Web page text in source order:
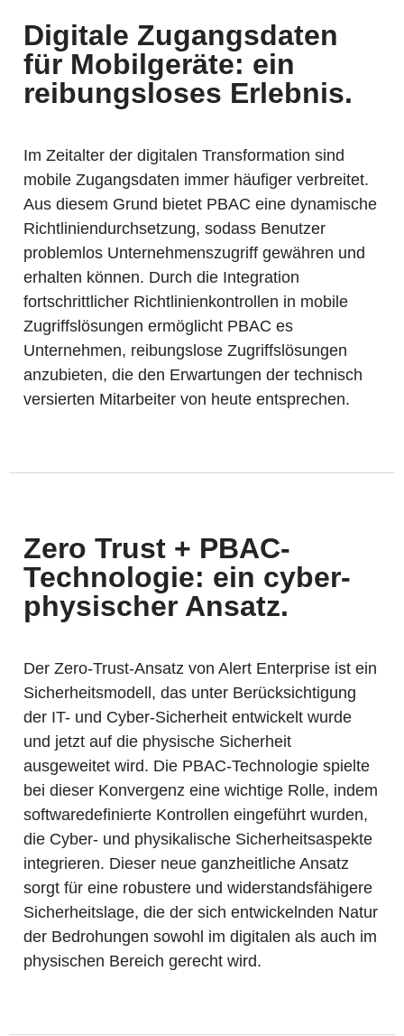
Digitale Zugangsdaten
für Mobilgeräte: ein
reibungsloses Erlebnis.
Im Zeitalter der digitalen Transformation sind
mobile Zugangsdaten immer häufiger verbreitet.
Aus diesem Grund bietet PBAC eine dynamische
Richtliniendurchsetzung, sodass Benutzer
problemlos Unternehmenszugriff gewähren und
erhalten können. Durch die Integration
fortschrittlicher Richtlinienkontrollen in mobile
Zugriffslösungen ermöglicht PBAC es
Unternehmen, reibungslose Zugriffslösungen
anzubieten, die den Erwartungen der technisch
versierten Mitarbeiter von heute entsprechen.
Zero Trust + PBAC-
Technologie: ein cyber-
physischer Ansatz.
Der Zero-Trust-Ansatz von Alert Enterprise ist ein
Sicherheitsmodell, das unter Berücksichtigung
der IT- und Cyber-Sicherheit entwickelt wurde
und jetzt auf die physische Sicherheit
ausgeweitet wird. Die PBAC-Technologie spielte
bei dieser Konvergenz eine wichtige Rolle, indem
softwaredefinierte Kontrollen eingeführt wurden,
die Cyber- und physikalische Sicherheitsaspekte
integrieren. Dieser neue ganzheitliche Ansatz
sorgt für eine robustere und widerstandsfähigere
Sicherheitslage, die der sich entwickelnden Natur
der Bedrohungen sowohl im digitalen als auch im
physischen Bereich gerecht wird.